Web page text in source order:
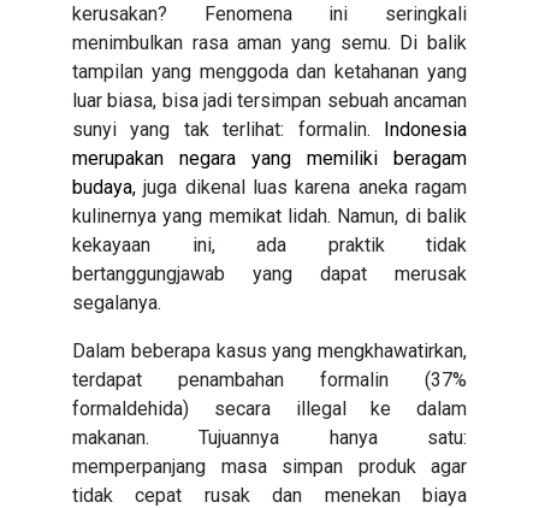
kerusakan? Fenomena ini seringkali
menimbulkan rasa aman yang semu. Di balik
tampilan yang menggoda dan ketahanan yang
luar biasa, bisa jadi tersimpan sebuah ancaman
sunyi yang tak terlihat: formalin. Indonesia
merupakan negara yang memiliki beragam
budaya,juga dikenal luas karena aneka ragam
kulinernya yang memikat lidah. Namun, di balik
kekayaan ini, ada praktik tidak
bertanggungjawab yang dapat merusak
segalanya.
Dalam beberapa kasus yang mengkhawatirkan,
terdapat penambahan formalin (37%
formaldehida) secara illegal ke dalam
makanan. Tujuannya hanya satu:
memperpanjang masa simpan produk agar
tidak cepat rusak dan menekan biaya